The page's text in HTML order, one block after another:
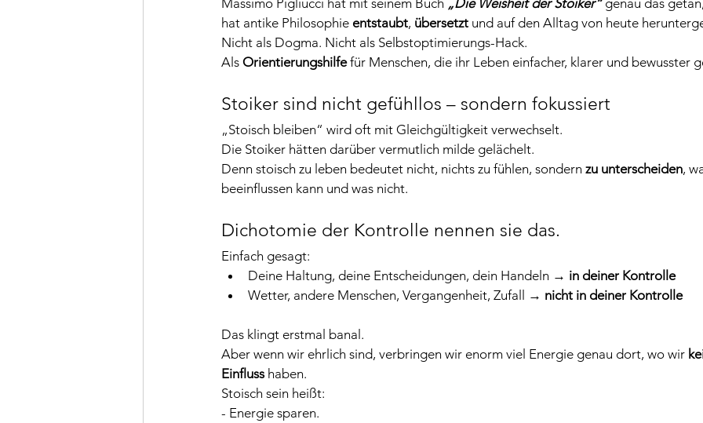
Massimo Pigliucci hat mit seinem Buch „Die Weisheit der Stoiker“ genau das
hat antike Philosophie entstaubt, übersetzt und auf den Alltag von heute
Nicht als Dogma. Nicht als Selbstoptimierungs-Hack.
Als Orientierungshilfe für Menschen, die ihr Leben einfacher, klarer und bewusster
Stoiker sind nicht gefühllos – sondern fokussiert
„Stoisch bleiben“ wird oft mit Gleichgültigkeit verwechselt.
Die Stoiker hätten darüber vermutlich milde gelächelt.
Denn stoisch zu leben bedeutet nicht, nichts zu fühlen, sondern zu unterscheiden,
beeinflussen kann und was nicht.
Dichotomie der Kontrolle nennen sie das.
Einfach gesagt:
Deine Haltung, deine Entscheidungen, dein Handeln → in deiner Kontrolle
Wetter, andere Menschen, Vergangenheit, Zufall → nicht in deiner Kontrolle
Das klingt erstmal banal.
Aber wenn wir ehrlich sind, verbringen wir enorm viel Energie genau dort, wo wir
Einfluss haben.
Stoisch sein heißt:
- Energie sparen.